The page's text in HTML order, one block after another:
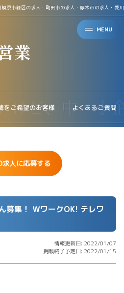
MENU
原市緑区の求人・町田市の求人・厚木市の求人・愛
業
をご希望のお客様 よくあるご質問
求人に応募する
募集！ ＷワークOK! テレワ
情報更新日: 2022/01/07
掲載終了予定日: 2022/01/15